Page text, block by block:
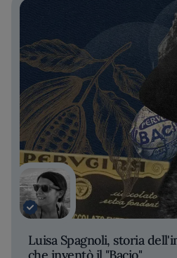
Luisa Spagnoli, storia
che inventò il "Bacio"